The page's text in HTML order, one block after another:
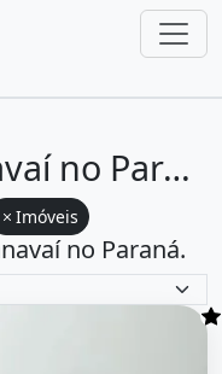
Imóveis em Paranavaí no Paraná
Imóveis
no Paraná.